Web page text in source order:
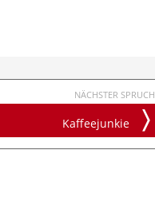
NÄCHSTER SPRUCH
Kaffeejunkie